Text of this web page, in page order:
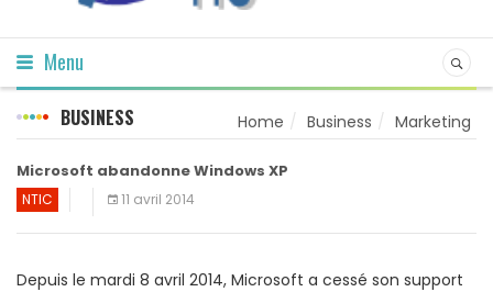
Menu
BUSINESS Home Business Marketing
Microsoft abandonne Windows XP
NTIC 11 avril 2014
Depuis le mardi 8 avril 2014, Microsoft a cessé son support